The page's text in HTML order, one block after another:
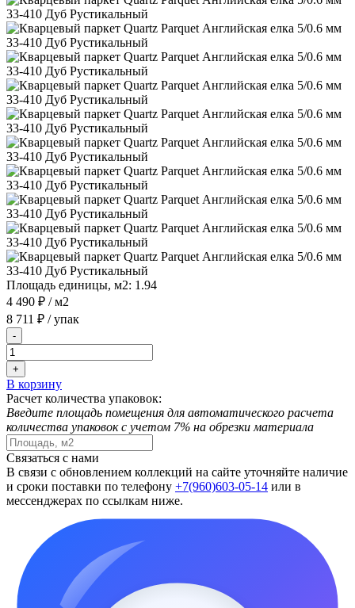
Площадь единицы, м2: 1.94
4 490 ₽ / м2
8 711 ₽ / упак
-
+
В корзину
Расчет количества упаковок:
Введите площадь помещения для автоматического расчета
количества упаковок с учетом 7% на обрезки материала
Связаться с нами
В связи с обновлением коллекций на сайте уточняйте наличие
и сроки поставки по телефону +7(960)603-05-14 или в
мессенджерах по ссылкам ниже.